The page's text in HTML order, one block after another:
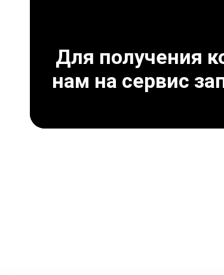
Для получения
нам на сервис